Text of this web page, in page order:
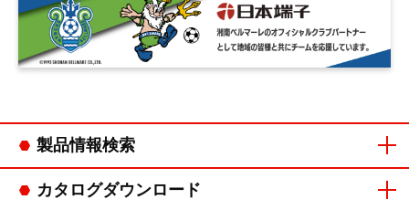
製品情報検索
コネクタカテゴリ
連鎖端子カテゴリ
カタログダウンロード